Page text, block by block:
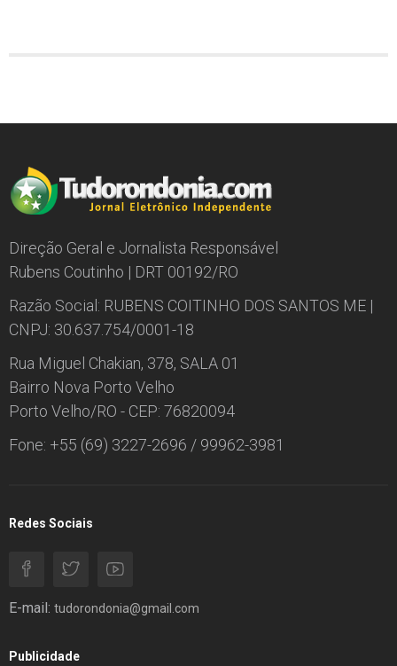
Direção Geral e Jornalista Responsável
Rubens Coutinho | DRT 00192/RO
Razão Social: RUBENS COITINHO DOS SANTOS ME |
CNPJ: 30.637.754/0001-18
Rua Miguel Chakian, 378, SALA 01
Bairro Nova Porto Velho
Porto Velho/RO - CEP: 76820094
Fone: +55 (69) 3227-2696 / 99962-3981
Redes Sociais
E-mail: tudorondonia@gmail.com
Publicidade